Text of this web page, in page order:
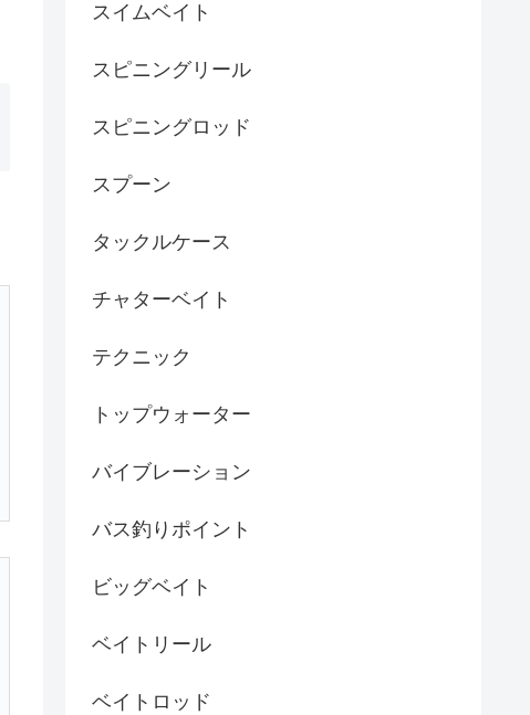
スイムベイト
スピニングリール
スピニングロッド
スプーン
タックルケース
チャターベイト
テクニック
トップウォーター
バイブレーション
バス釣りポイント
ビッグベイト
ベイトリール
ベイトロッド